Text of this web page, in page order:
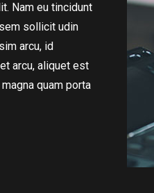
Nam eu tincidunt
sollicit udin
arcu, id
arcu, aliquet est
quam porta